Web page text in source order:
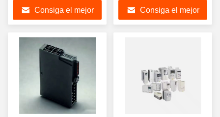
nuevo y original
6ES5700-8MB11
Consiga el mejor
6ES5955-3LC42
Consiga el mejor